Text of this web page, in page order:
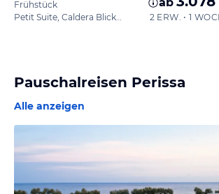
Frühstück
Petit Suite, Caldera Blick, Privater Pool
2 ERW. • 1
Pauschalreisen Perissa
Alle anzeigen